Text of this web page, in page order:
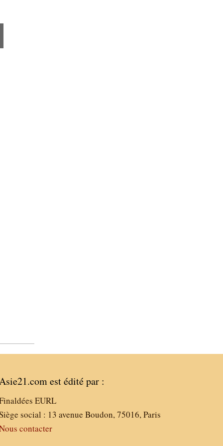
est édité par :
EURL
social : 13 avenue Boudon, 75016, Paris
contacter